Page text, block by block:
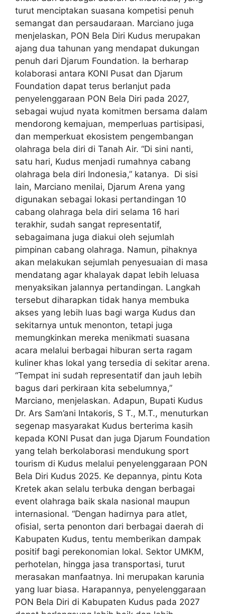
turut menciptakan suasana kompetisi penuh
semangat dan persaudaraan. Marciano juga
menjelaskan, PON Bela Diri Kudus merupakan
ajang dua tahunan yang mendapat dukungan
penuh dari Djarum Foundation. Ia berharap
kolaborasi antara KONI Pusat dan Djarum
Foundation dapat terus berlanjut pada
penyelenggaraan PON Bela Diri pada 2027,
sebagai wujud nyata komitmen bersama dalam
mendorong kemajuan, memperluas partisipasi,
dan memperkuat ekosistem pengembangan
olahraga bela diri di Tanah Air. “Di sini nanti,
satu hari, Kudus menjadi rumahnya cabang
olahraga bela diri Indonesia,” katanya. Di sisi
lain, Marciano menilai, Djarum Arena yang
digunakan sebagai lokasi pertandingan 10
cabang olahraga bela diri selama 16 hari
terakhir, sudah sangat representatif,
sebagaimana juga diakui oleh sejumlah
pimpinan cabang olahraga. Namun, pihaknya
akan melakukan sejumlah penyesuaian di masa
mendatang agar khalayak dapat lebih leluasa
menyaksikan jalannya pertandingan. Langkah
tersebut diharapkan tidak hanya membuka
akses yang lebih luas bagi warga Kudus dan
sekitarnya untuk menonton, tetapi juga
memungkinkan mereka menikmati suasana
acara melalui berbagai hiburan serta ragam
kuliner khas lokal yang tersedia di sekitar arena.
“Tempat ini sudah representatif dan jauh lebih
bagus dari perkiraan kita sebelumnya,”
Marciano, menjelaskan. Adapun, Bupati Kudus
Dr. Ars Sam’ani Intakoris, S T., M.T., menuturkan
segenap masyarakat Kudus berterima kasih
kepada KONI Pusat dan juga Djarum Foundation
yang telah berkolaborasi mendukung sport
tourism di Kudus melalui penyelenggaraan PON
Bela Diri Kudus 2025. Ke depannya, pintu Kota
Kretek akan selalu terbuka dengan berbagai
event olahraga baik skala nasional maupun
internasional. “Dengan hadirnya para atlet,
ofisial, serta penonton dari berbagai daerah di
Kabupaten Kudus, tentu memberikan dampak
positif bagi perekonomian lokal. Sektor UMKM,
perhotelan, hingga jasa transportasi, turut
merasakan manfaatnya. Ini merupakan karunia
yang luar biasa. Harapannya, penyelenggaraan
PON Bela Diri di Kabupaten Kudus pada 2027